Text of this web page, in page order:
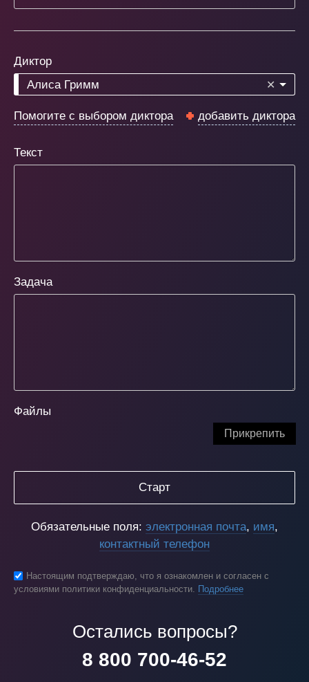
Диктор
✕
Алиса Гримм
Помогите с выбором диктора добавить диктора
Текст
Задача
Файлы
Прикрепить
Старт
Обязательные поля: электронная почта, имя,
контактный телефон
Настоящим подтверждаю, что я ознакомлен и согласен с
условиями политики конфиденциальности. Подробнее
Остались вопросы?
8 800 700-46-52